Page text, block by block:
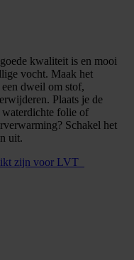
kwaliteit is en mooi
vocht. Maak het
dweil om stof,
Plaats je de
waterdichte folie of
Schakel het
uit.
zijn voor LVT